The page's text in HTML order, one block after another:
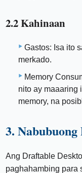
2.2 Kahinaan
Gastos: Isa ito
merkado.
Memory
nito ay maaaring
memory, na
3. Nabubuong
Ang Draftable
paghahambing para